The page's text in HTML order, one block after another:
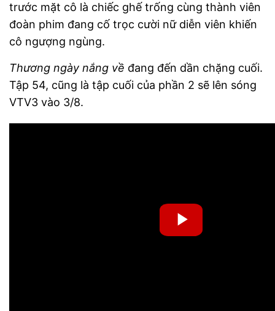
trước mặt cô là chiếc ghế trống cùng thành viên
đoàn phim đang cố trọc cười nữ diễn viên khiến
cô ngượng ngùng.
Thương ngày nắng về đang đến dần chặng cuối.
Tập 54, cũng là tập cuối của phần 2 sẽ lên sóng
VTV3 vào 3/8.